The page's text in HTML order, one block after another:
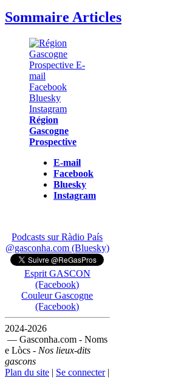
Sommaire Articles
Région
Gascogne
Prospective
E-mail
Facebook
Bluesky
Instagram
Podcasts sur Ràdio País
@gasconha.com (Bluesky)
Esprit GASCON
(Facebook)
Couleur Gascogne
(Facebook)
2024-2026
— Gasconha.com - Noms
e Lòcs - Nos lieux-dits
gascons
Plan du site | Se connecter|